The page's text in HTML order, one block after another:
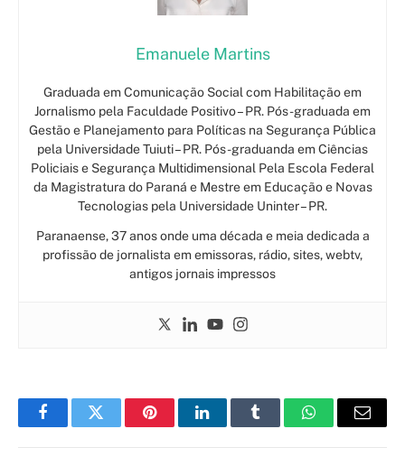
Emanuele Martins
Graduada em Comunicação Social com Habilitação em
Jornalismo pela Faculdade Positivo – PR. Pós-graduada em
Gestão e Planejamento para Políticas na Segurança Pública
pela Universidade Tuiuti – PR. Pós-graduanda em Ciências
Policiais e Segurança Multidimensional Pela Escola Federal
da Magistratura do Paraná e Mestre em Educação e Novas
Tecnologias pela Universidade Uninter – PR.
Paranaense, 37 anos onde uma década e meia dedicada a
profissão de jornalista em emissoras, rádio, sites, webtv,
antigos jornais impressos
FacebookTwitter PinterestLinkedInTumblr WhatsAppEmail